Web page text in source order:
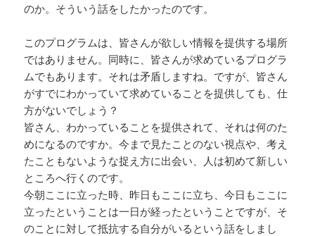
のか。そういう話をしたかったのです。
このプログラムは、皆さんが欲しい情報を提供する場所
ではありません。同時に、皆さんが求めているプログラ
ムでもあります。それは矛盾しますね。ですが、皆さん
がすでにわかっていて求めていることを提供しても、仕
方がないでしょう？
皆さん、わかっていることを提供されて、それは何のた
めになるのですか。今まで見たことのない視点や、考え
たこともないような捉え方に出会い、人は初めて新しい
ところへ行くのです。
今朝ここに立った時、昨日もここに立ち、今日もここに
立ったということは一日が経ったということですが、そ
のことに対して抵抗する自分がいるという話をしまし